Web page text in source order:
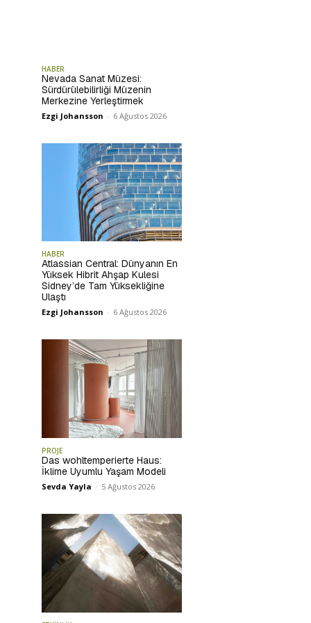
HABER
Nevada Sanat Müzesi:
Sürdürülebilirliği Müzenin
Merkezine Yerleştirmek
Ezgi Johansson - 6 Ağustos 2026
HABER
Atlassian Central: Dünyanın En
Yüksek Hibrit Ahşap Kulesi
Sidney’de Tam Yüksekliğine
Ulaştı
Ezgi Johansson - 6 Ağustos 2026
PROJE
Das wohltemperierte Haus:
İklime Uyumlu Yaşam Modeli
Sevda Yayla - 5 Ağustos 2026